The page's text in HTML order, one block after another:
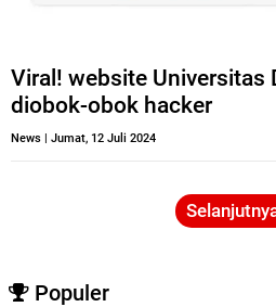
Viral! website Universitas
diobok-obok hacker
News | Jumat, 12 Juli 2024
Populer